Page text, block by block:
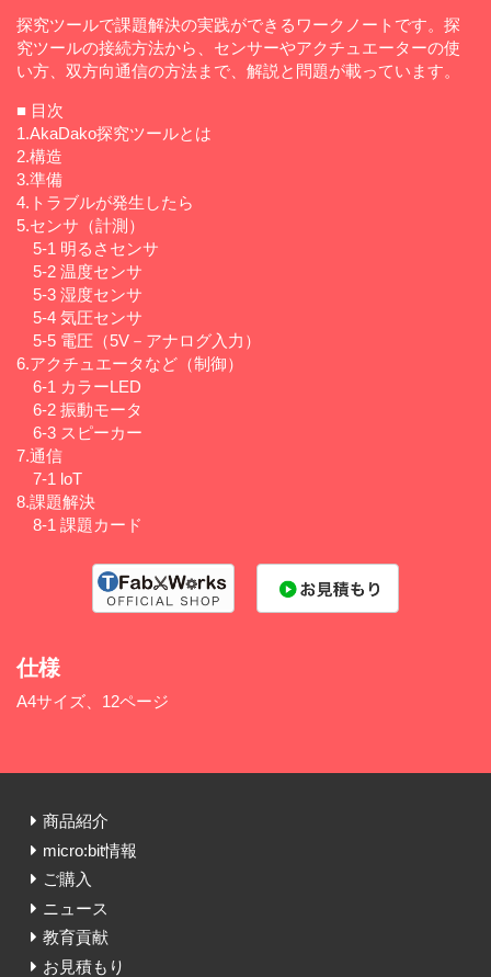
探究ツールで課題解決の実践ができるワークノートです。探
究ツールの接続方法から、センサーやアクチュエーターの使
い方、双方向通信の方法まで、解説と問題が載っています。
■ 目次
1.AkaDako探究ツールとは
2.構造
3.準備
4.トラブルが発生したら
5.センサ（計測）
5-1 明るさセンサ
5-2 温度センサ
5-3 湿度センサ
5-4 気圧センサ
5-5 電圧（5V－アナログ入力）
6.アクチュエータなど（制御）
6-1 カラーLED
6-2 振動モータ
6-3 スピーカー
7.通信
7-1 loT
8.課題解決
8-1 課題カード
仕様
A4サイズ、12ページ
商品紹介
micro:bit情報
ご購入
ニュース
教育貢献
お見積もり